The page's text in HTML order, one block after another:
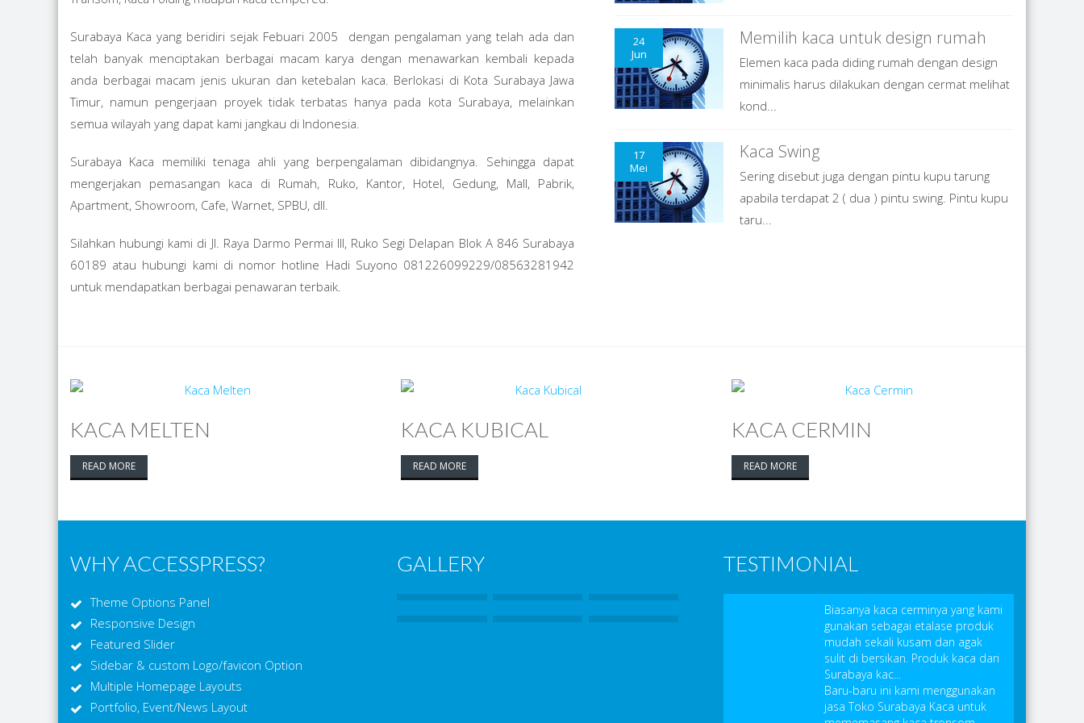
Surabaya Kaca yang beridiri sejak Febuari 2005 dengan pengalaman yang telah ada dan
telah banyak menciptakan berbagai macam karya dengan menawarkan kembali kepada
anda berbagai macam jenis ukuran dan ketebalan kaca. Berlokasi di Kota Surabaya Jawa
Timur, namun pengerjaan proyek tidak terbatas hanya pada kota Surabaya, melainkan
semua wilayah yang dapat kami jangkau di Indonesia.
Surabaya Kaca memiliki tenaga ahli yang berpengalaman dibidangnya. Sehingga dapat
mengerjakan pemasangan kaca di Rumah, Ruko, Kantor, Hotel, Gedung, Mall, Pabrik,
Apartment, Showroom, Cafe, Warnet, SPBU, dll.
Silahkan hubungi kami di Jl. Raya Darmo Permai III, Ruko Segi Delapan Blok A 846 Surabaya
60189 atau hubungi kami di nomor hotline Hadi Suyono 081226099229/08563281942
untuk mendapatkan berbagai penawaran terbaik.
24
Jun
Memilih kaca untuk design rumah
Elemen kaca pada diding rumah dengan design
minimalis harus dilakukan dengan cermat melihat
kond...
17
Mei
Kaca Swing
Sering disebut juga dengan pintu kupu tarung
apabila terdapat 2 ( dua ) pintu swing. Pintu kupu
taru...
KACA MELTEN
READ MORE
KACA KUBICAL
READ MORE
KACA CERMIN
READ MORE
WHY ACCESSPRESS?
Theme Options Panel
Responsive Design
Featured Slider
Sidebar & custom Logo/favicon Option
Multiple Homepage Layouts
Portfolio, Event/News Layout
GALLERY TESTIMONIAL
Biasanya kaca cerminya yang kami
gunakan sebagai etalase produk
mudah sekali kusam dan agak
sulit di bersikan. Produk kaca dari
Surabaya kac...
Baru-baru ini kami menggunakan
jasa Toko Surabaya Kaca untuk